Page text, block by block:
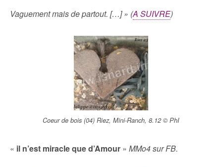
Vaguement mais de partout. […] » (A SUIVRE)
Coeur de bois (04) Riez, Mini-Ranch, 8.12 © PhI
« il n’est miracle que d’Amour » MMo4 sur FB.